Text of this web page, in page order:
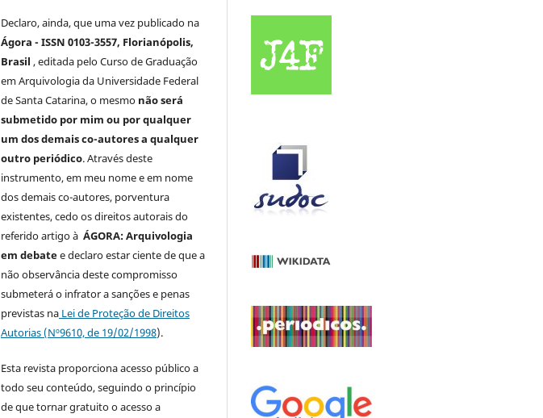
Declaro, ainda, que uma vez publicado na
Ágora - ISSN 0103-3557, Florianópolis,
Brasil , editada pelo Curso de Graduação
em Arquivologia da Universidade Federal
de Santa Catarina, o mesmo não será
submetido por mim ou por qualquer
um dos demais co-autores a qualquer
outro periódico. Através deste
instrumento, em meu nome e em nome
dos demais co-autores, porventura
existentes, cedo os direitos autorais do
referido artigo àÁGORA: Arquivologia
em debatee declaro estar ciente de que a
não observância deste compromisso
submeterá o infrator a sanções e penas
previstas na Lei de Proteção de Direitos
Autorias (Nº9610, de 19/02/1998).
Esta revista proporciona acesso público a
todo seu conteúdo, seguindo o princípio
de que tornar gratuito o acesso a